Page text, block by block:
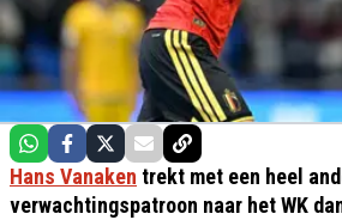
Hans Vanaken trekt met een heel
verwachtingspatroon naar het WK